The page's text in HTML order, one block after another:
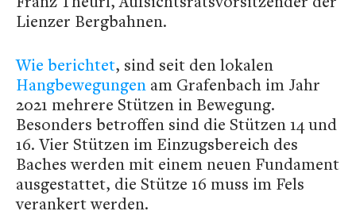
Lienzer Bergbahnen.
Wie berichtet, sind seit den lokalen
Hangbewegungen am Grafenbach im Jahr
2021 mehrere Stützen in Bewegung.
Besonders betroffen sind die Stützen 14 und
16. Vier Stützen im Einzugsbereich des
Baches werden mit einem neuen Fundament
ausgestattet, die Stütze 16 muss im Fels
verankert werden.